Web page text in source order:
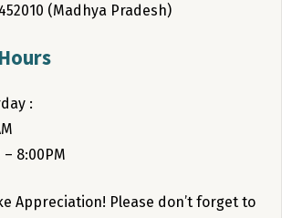
(Madhya Pradesh)
:
8:00PM
Appreciation! Please don’t forget to